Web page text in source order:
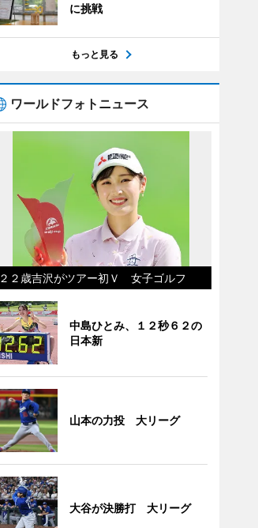
に挑戦
もっと見る
ワールドフォトニュース
２２歳吉沢がツアー初Ｖ 女子ゴルフ
中島ひとみ、１２秒６２の
日本新
山本の力投 大リーグ
大谷が決勝打 大リーグ